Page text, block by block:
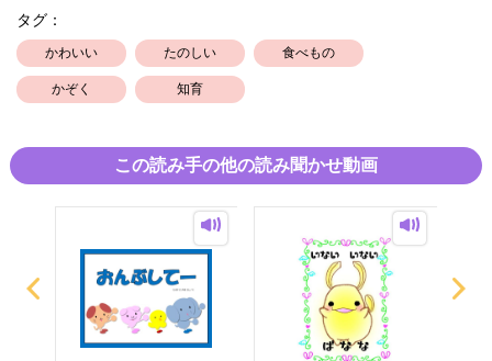
タグ：
かわいい たのしい 食べもの
かぞく 知育
この読み手の他の読み聞かせ動画